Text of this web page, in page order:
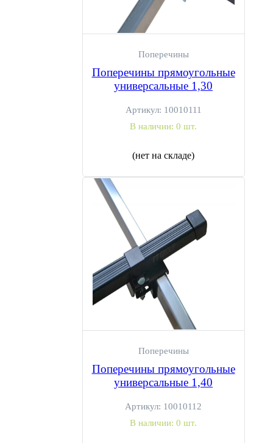
Поперечины
Поперечины прямоугольные
универсальные 1,30
Артикул: 10010111
В наличии: 0 шт.
(нет на складе)
Поперечины
Поперечины прямоугольные
универсальные 1,40
Артикул: 10010112
В наличии: 0 шт.